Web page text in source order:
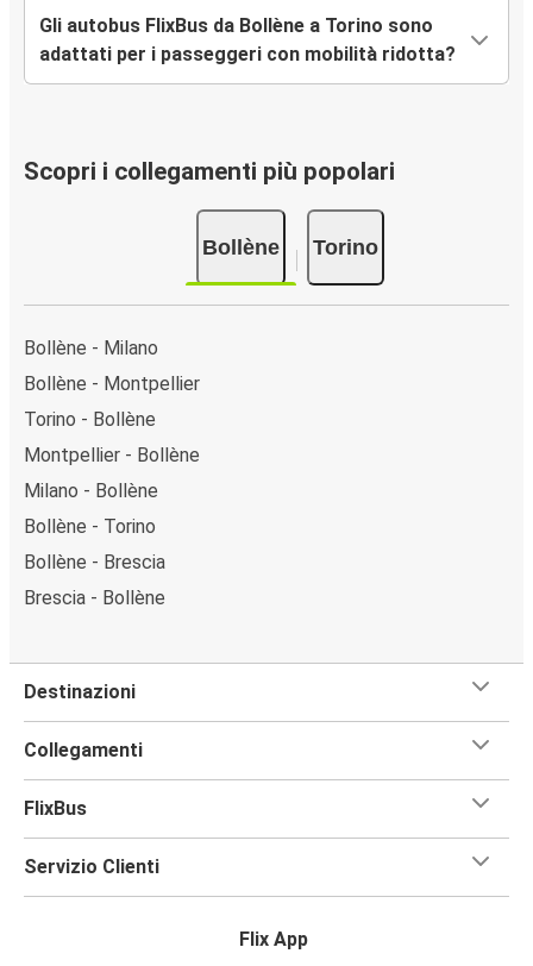
Gli autobus FlixBus da Bollène a Torino sono
adattati per i passeggeri con mobilità ridotta?
Scopri i collegamenti più popolari
Bollène Torino
Bollène - Milano
Bollène - Montpellier
Torino - Bollène
Montpellier - Bollène
Milano - Bollène
Bollène - Torino
Bollène - Brescia
Brescia - Bollène
Destinazioni
Collegamenti
FlixBus
Servizio Clienti
Flix App